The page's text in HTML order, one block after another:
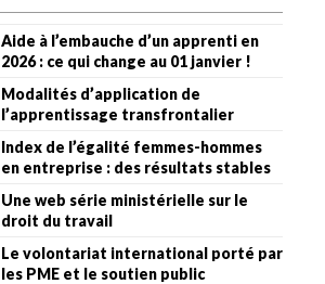
Aide à l’embauche d’un apprenti en
2026 : ce qui change au 01 janvier !
Modalités d’application de
l’apprentissage transfrontalier
Index de l’égalité femmes-hommes
en entreprise : des résultats stables
Une web série ministérielle sur le
droit du travail
Le volontariat international porté par
les PME et le soutien public